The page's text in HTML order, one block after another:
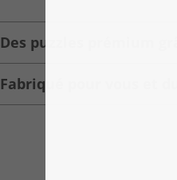
Des puzzles prémium
Fabriqué pour vous et